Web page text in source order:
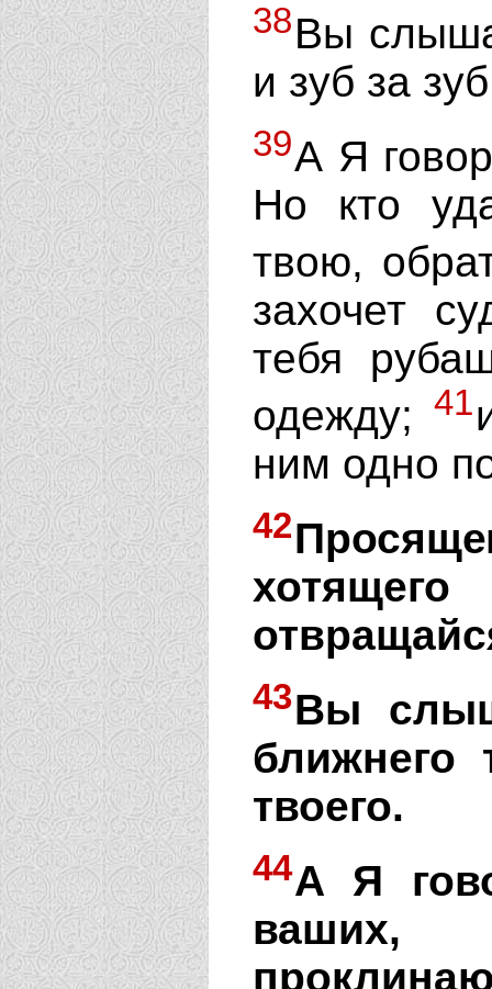
38Вы
и зуб за
39А Я
Но кто
твою,
захочет
тебя
одежду;
41
ним одно
42
43Вы
ближнего
твоего.
44А Я
ваших,